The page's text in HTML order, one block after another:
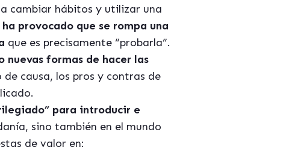
cambiar hábitos y utilizar una
ha provocado que se rompa una
que es precisamente “probarla”.
nuevas formas de hacer las
causa, los pros y contras de
para introducir e
sino también en el mundo
de valor en: